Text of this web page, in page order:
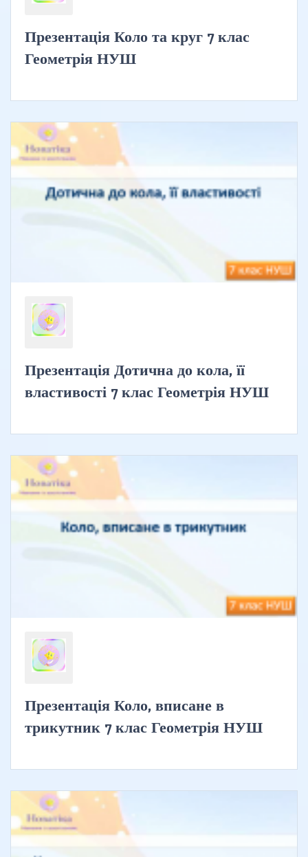
Презентація Коло та круг 7 клас
Геометрія НУШ
Презентація Дотична до кола, її
властивості 7 клас Геометрія НУШ
Презентація Коло, вписане в
трикутник 7 клас Геометрія НУШ